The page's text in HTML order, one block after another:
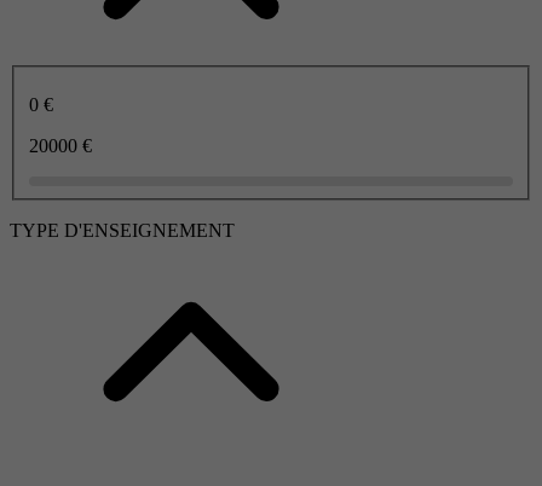
0 €
20000 €
TYPE D'ENSEIGNEMENT